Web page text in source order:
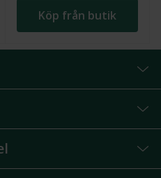
Köp från butik